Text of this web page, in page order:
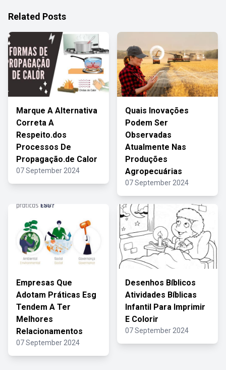
Related Posts
Marque A Alternativa
Correta A
Respeito.dos
Processos De
Propagação.de Calor
07 September 2024
Quais Inovações
Podem Ser
Observadas
Atualmente Nas
Produções
Agropecuárias
07 September 2024
Empresas Que
Adotam Práticas Esg
Tendem A Ter
Melhores
Relacionamentos
07 September 2024
Desenhos Bíblicos
Atividades Bíblicas
Infantil Para Imprimir
E Colorir
07 September 2024